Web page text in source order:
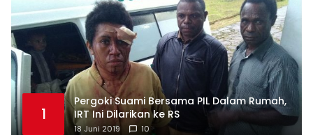
1
Pergoki Suami Bersama PIL Dalam Rumah,
IRT Ini Dilarikan ke RS
18 Juni 2019 10